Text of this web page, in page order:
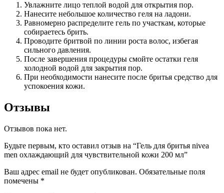
Увлажните лицо теплой водой для открытия пор.
Нанесите небольшое количество геля на ладони.
Равномерно распределите гель по участкам, которые
собираетесь брить.
Проводите бритвой по линии роста волос, избегая
сильного давления.
После завершения процедуры смойте остатки геля
холодной водой для закрытия пор.
При необходимости нанесите после бритья средство для
успокоения кожи.
Отзывы
Отзывов пока нет.
Будьте первым, кто оставил отзыв на “Гель для бритья nivea
men охлаждающий для чувствительной кожи 200 мл”
Ваш адрес email не будет опубликован. Обязательные поля
помечены *